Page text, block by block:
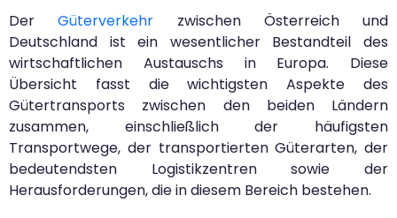
DerGüterverkehr zwischen Österreich und
Deutschland ist ein wesentlicher Bestandteil des
wirtschaftlichen Austauschs in Europa. Diese
Übersicht fasst die wichtigsten Aspekte des
Gütertransports zwischen den beiden Ländern
zusammen, einschließlich der häufigsten
Transportwege, der transportierten Güterarten, der
bedeutendsten Logistikzentren sowie der
Herausforderungen, die in diesem Bereich bestehen.